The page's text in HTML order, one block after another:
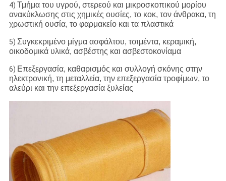
4) Τμήμα του υγρού, στερεού και μικροσκοπικού μορίου
ανακύκλωσης στις χημικές ουσίες, το κοκ, τον άνθρακα, τη
χρωστική ουσία, το φαρμακείο και τα πλαστικά
5) Συγκεκριμένο μίγμα ασφάλτου, τσιμέντα, κεραμική,
οικοδομικά υλικά, ασβέστης και ασβεστοκονίαμα
6) Επεξεργασία, καθαρισμός και συλλογή σκόνης στην
ηλεκτρονική, τη μεταλλεία, την επεξεργασία τροφίμων, το
αλεύρι και την επεξεργασία ξυλείας